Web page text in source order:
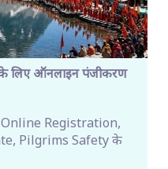
के लिए ऑनलाइन पंजीकरण
Online Registration,
Pilgrims Safety के